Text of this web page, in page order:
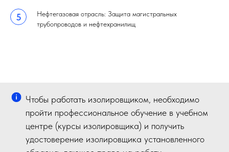
Нефтегазовая отрасль: Защита магистральных
трубопроводов и нефтехранилищ
Чтобы работать изолировщиком, необходимо
пройти профессиональное обучение в учебном
центре (курсы изолировщика) и получить
удостоверение изолировщика установленного